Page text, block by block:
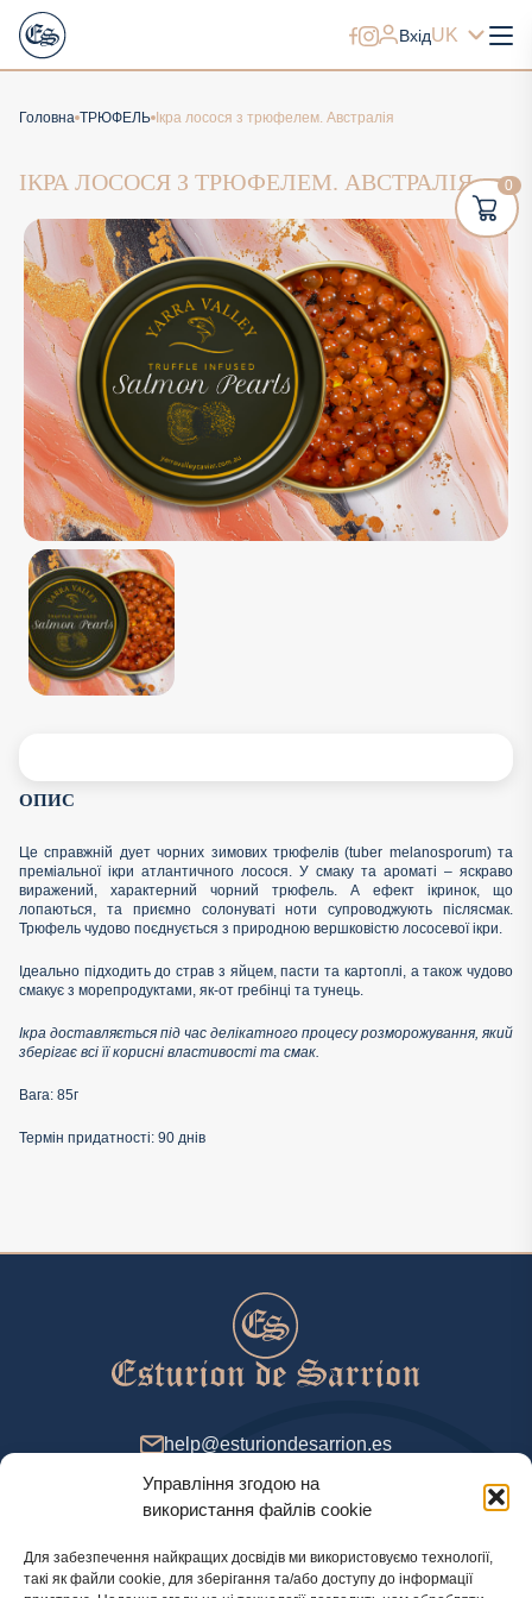
Управління згодою на
використання файлів cookie
Для забезпечення найкращих досвідів ми використовуємо технології,
такі як файли cookie, для зберігання та/або доступу до інформації
ВхідUK
Головна ТРЮФЕЛЬ Iкра лосося з трюфелем. Австралія
IКРА ЛОСОСЯ З ТРЮФЕЛЕМ. АВСТРАЛІЯ
ОПИС
Це справжній дует чорних зимових трюфелів (tuber melanosporum) та
преміальної ікри атлантичного лосося. У смаку та ароматі – яскраво
виражений, характерний чорний трюфель. А ефект ікринок, що
лопаються, та приємно солонуваті ноти супроводжують післясмак.
Трюфель чудово поєднується з природною вершковістю лососевої ікри.
Ідеально підходить до страв з яйцем, пасти та картоплі, а також чудово
смакує з морепродуктами, як-от гребінці та тунець.
Ікра доставляється під час делікатного процесу розморожування, який
зберігає всі її корисні властивості та смак.
Вага: 85г
Термін придатності: 90 днів
help@esturiondesarrion.es
з 9 до 18 (GMT+2) у будні
0